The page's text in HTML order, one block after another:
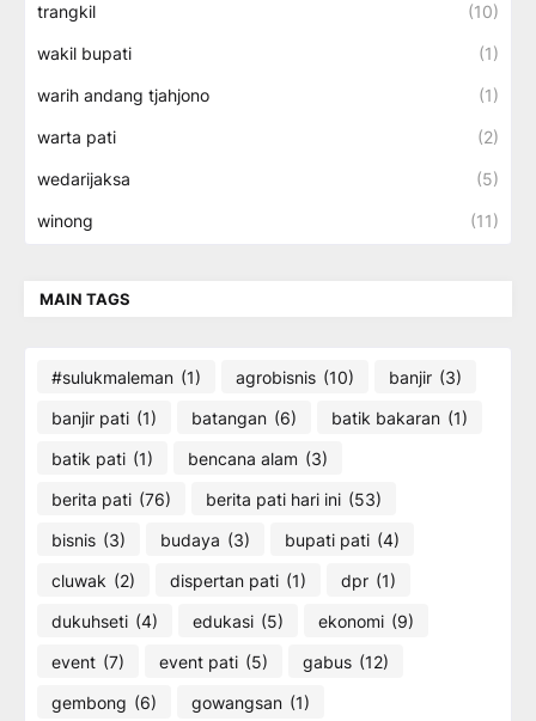
trangkil (10)
wakil bupati (1)
warih andang tjahjono (1)
warta pati (2)
wedarijaksa (5)
winong (11)
MAIN TAGS
#sulukmaleman (1) agrobisnis (10) banjir (3)
banjir pati (1) batangan (6) batik bakaran (1)
batik pati (1) bencana alam (3)
berita pati (76) berita pati hari ini (53)
bisnis (3) budaya (3) bupati pati (4)
cluwak (2) dispertan pati (1) dpr (1)
dukuhseti (4) edukasi (5) ekonomi (9)
event (7) event pati (5) gabus (12)
gembong (6) gowangsan (1)